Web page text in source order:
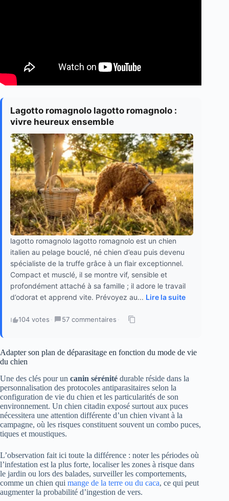
Lagotto romagnolo lagotto romagnolo :
vivre heureux ensemble
lagotto romagnolo lagotto romagnolo est un chien
italien au pelage bouclé, né chien d’eau puis devenu
spécialiste de la truffe grâce à un flair exceptionnel.
Compact et musclé, il se montre vif, sensible et
profondément attaché à sa famille ; il adore le travail
d’odorat et apprend vite. Prévoyez au... Lire la suite
104 votes · 57 commentaires ·
Adapter son plan de déparasitage en fonction du mode de vie
du chien
Une des clés pour un canin sérénité durable réside dans la
personnalisation des protocoles antiparasitaires selon la
configuration de vie du chien et les particularités de son
environnement. Un chien citadin exposé surtout aux puces
nécessitera une attention différente d’un chien vivant à la
campagne, où les risques constituent souvent un combo puces,
tiques et moustiques.
L’observation fait ici toute la différence : noter les périodes où
l’infestation est la plus forte, localiser les zones à risque dans
le jardin ou lors des balades, surveiller les comportements,
comme un chien qui mange de la terre ou du caca, ce qui peut
augmenter la probabilité d’ingestion de vers.